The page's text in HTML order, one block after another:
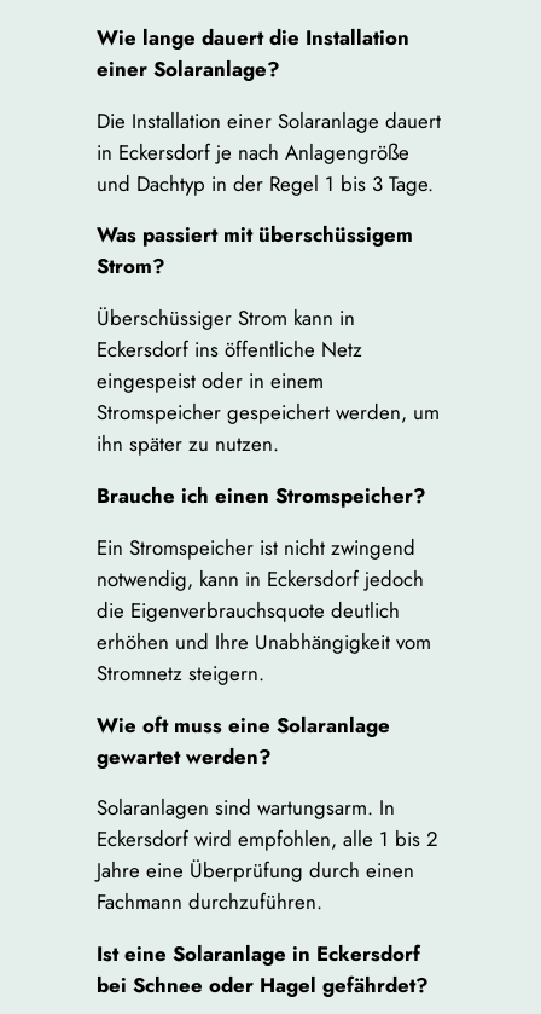
Wie lange dauert die Installation
einer Solaranlage?
Die Installation einer Solaranlage dauert
in Eckersdorf je nach Anlagengröße
und Dachtyp in der Regel 1 bis 3 Tage.
Was passiert mit überschüssigem
Strom?
Überschüssiger Strom kann in
Eckersdorf ins öffentliche Netz
eingespeist oder in einem
Stromspeicher gespeichert werden, um
ihn später zu nutzen.
Brauche ich einen Stromspeicher?
Ein Stromspeicher ist nicht zwingend
notwendig, kann in Eckersdorf jedoch
die Eigenverbrauchsquote deutlich
erhöhen und Ihre Unabhängigkeit vom
Stromnetz steigern.
Wie oft muss eine Solaranlage
gewartet werden?
Solaranlagen sind wartungsarm. In
Eckersdorf wird empfohlen, alle 1 bis 2
Jahre eine Überprüfung durch einen
Fachmann durchzuführen.
Ist eine Solaranlage in Eckersdorf
bei Schnee oder Hagel gefährdet?